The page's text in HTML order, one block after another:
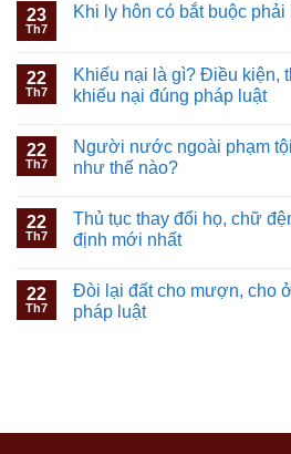
23
Th7
Khi ly hôn có bắt buộc
22
Th7
Khiếu nại là gì? Điều kiện,
khiếu nại đúng pháp luật
22
Th7
Người nước ngoài phạm
như thế nào?
22
Th7
Thủ tục thay đổi họ, chữ
định mới nhất
22
Th7
Đòi lại đất cho mượn, cho
pháp luật